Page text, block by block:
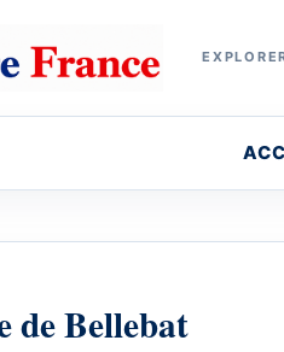
de Bellebat